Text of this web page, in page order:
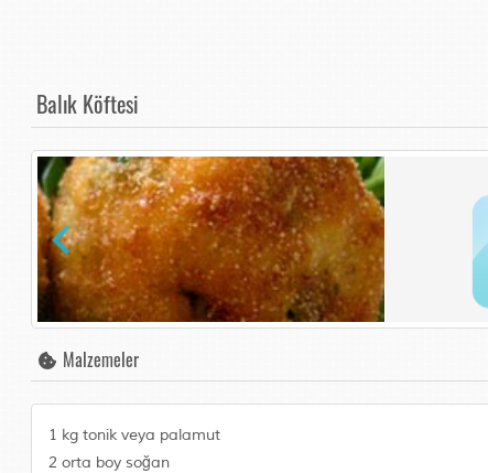
Balık Köftesi
Malzemeler
1 kg tonik veya palamut
2 orta boy soğan